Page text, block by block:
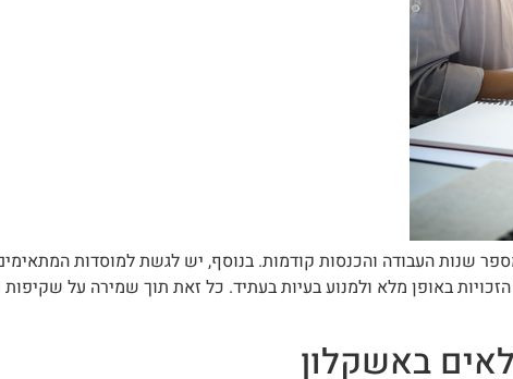
שנות העבודה והכנסות קודמות. בנוסף, יש לגשת למוסדות
באופן מלא ולמנוע בעיות בעתיד. כל זאת תוך שמירה על
באשקלון